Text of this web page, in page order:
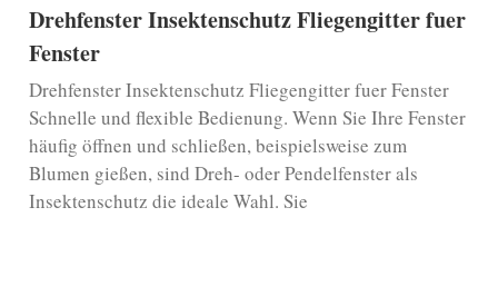
Drehfenster Insektenschutz Fliegengitter fuer
Fenster
Drehfenster Insektenschutz Fliegengitter fuer Fenster
Schnelle und flexible Bedienung. Wenn Sie Ihre Fenster
häufig öffnen und schließen, beispielsweise zum
Blumen gießen, sind Dreh- oder Pendelfenster als
Insektenschutz die ideale Wahl. Sie